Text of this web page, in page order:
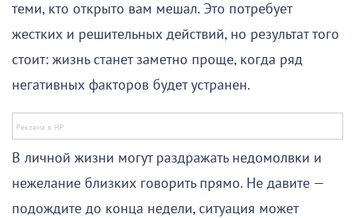
теми, кто открыто вам мешал. Это потребует
жестких и решительных действий, но результат того
стоит: жизнь станет заметно проще, когда ряд
негативных факторов будет устранен.
В личной жизни могут раздражать недомолвки и
нежелание близких говорить прямо. Не давите —
подождите до конца недели, ситуация может